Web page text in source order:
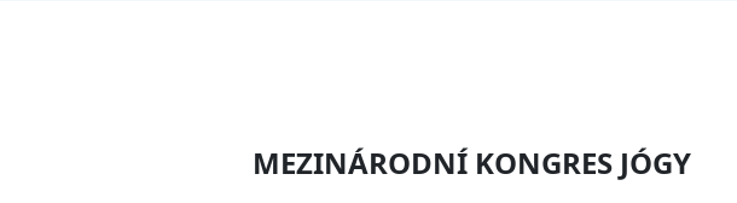
MEZINÁRODNÍ KONGRES JÓGY